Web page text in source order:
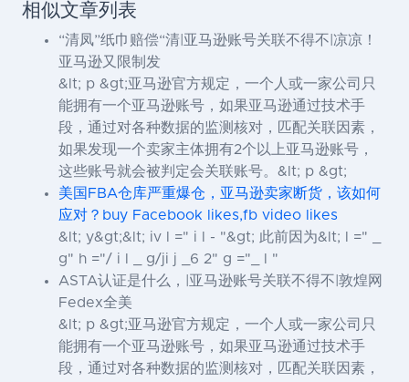
相似文章列表
“清凤”纸巾赔偿“清|亚马逊账号关联不得不|凉凉！
亚马逊又限制发
&lt; p &gt;亚马逊官方规定，一个人或一家公司只
能拥有一个亚马逊账号，如果亚马逊通过技术手
段，通过对各种数据的监测核对，匹配关联因素，
如果发现一个卖家主体拥有2个以上亚马逊账号，
这些账号就会被判定会关联账号。&lt; p &gt;
美国FBA仓库严重爆仓，亚马逊卖家断货，该如何
应对？buy Facebook likes,fb video likes
&lt; y&gt;&lt; iv l =" i l - "&gt; 此前因为&lt; l =" _
g" h ="/ i l _ g/ji j _6 2" g ="_ l "
ASTA认证是什么，|亚马逊账号关联不得不|敦煌网
Fedex全美
&lt; p &gt;亚马逊官方规定，一个人或一家公司只
能拥有一个亚马逊账号，如果亚马逊通过技术手
段，通过对各种数据的监测核对，匹配关联因素，